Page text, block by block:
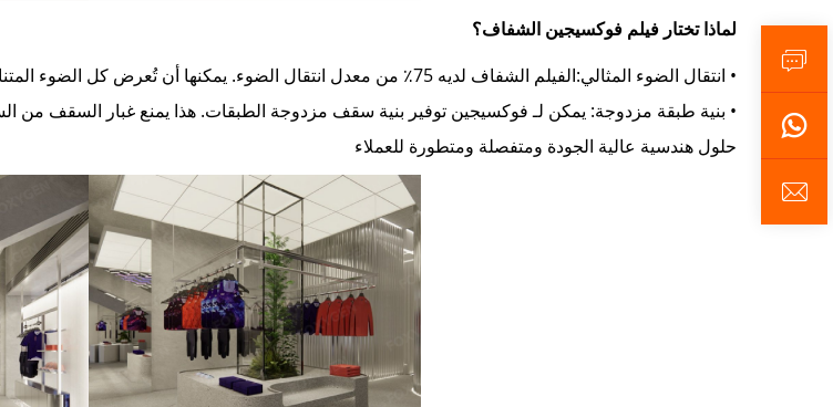
لماذا تختار فيلم فوكسيجين الشفاف؟
• انتقال الضوء المثالي:الفيلم الشفاف لديه 75٪ من معدل انتقال الضوء. يمكنها أن تُعرض كل الضوء المتناثر المنعكس إلى الأسفل دون خلق خطوط مظلمة أو اضطرابات بصرية.
• بنية طبقة مزدوجة: يمكن لـ فوكسيجين توفير بنية سقف مزدوجة الطبقات. هذا يمنع غبار السقف من
حلول هندسية عالية الجودة ومتفصلة ومتطورة للعملاء